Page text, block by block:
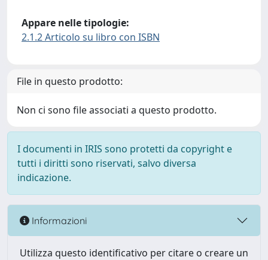
Appare nelle tipologie:
2.1.2 Articolo su libro con ISBN
File in questo prodotto:
Non ci sono file associati a questo prodotto.
I documenti in IRIS sono protetti da copyright e
tutti i diritti sono riservati, salvo diversa
indicazione.
Informazioni
Utilizza questo identificativo per citare o creare un